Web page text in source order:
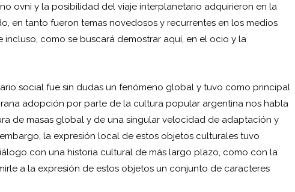
ovni y la posibilidad del viaje interplanetario adquirieron en la
en tanto fueron temas novedosos y recurrentes en los medios
como se buscará demostrar aquí, en el ocio y la
social fue sin dudas un fenómeno global y tuvo como principal
adopción por parte de la cultura popular argentina nos habla
de masas global y de una singular velocidad de adaptación y
la expresión local de estos objetos culturales tuvo
con una historia cultural de más largo plazo, como con la
a la expresión de estos objetos un conjunto de caracteres